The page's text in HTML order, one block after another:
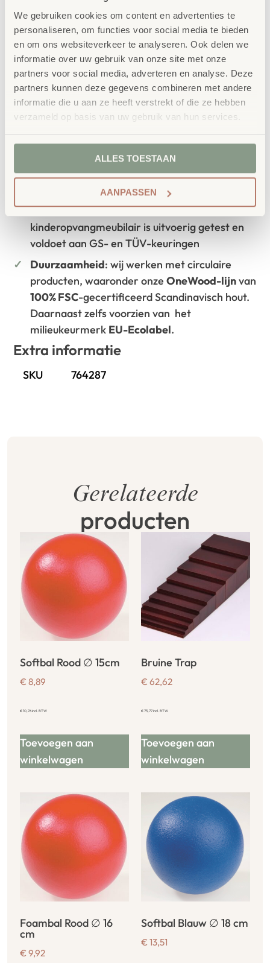
We gebruiken cookies om content en advertenties te
personaliseren, om functies voor social media te bieden
en om ons websiteverkeer te analyseren. Ook delen we
informatie over uw gebruik van onze site met onze
partners voor social media, adverteren en analyse. Deze
partners kunnen deze gegevens combineren met andere
informatie die u aan ze heeft verstrekt of die ze hebben
verzameld op basis van uw gebruik van hun services.
ALLES TOESTAAN
AANPASSEN
onderwijsmeubilair. Wij geloven dat een
leeromgeving inspireert wanneer deze
aansluit bij de behoeften van kinderen én
leerkrachten.
Waarom School Concept?
Maatwerk: ieder project start vanuit uw idee
en onze ervaring
Kwaliteit: al ons school- en
kinderopvangmeubilair is uitvoerig getest en
voldoet aan GS- en TÜV-keuringen
Duurzaamheid: wij werken met circulaire
producten, waaronder onzeOneWood-lijnvan
100% FSC-gecertificeerd Scandinavisch hout.
Daarnaast zelfs voorzien van het
milieukeurmerk EU-Ecolabel.
Extra informatie
SKU 764287
Gerelateerde
producten
Softbal Rood ∅ 15cm
€ 8,89
€10,76incl. BTW
Toevoegen aan
winkelwagen
Bruine Trap
€ 62,62
€75,77incl. BTW
Toevoegen aan
winkelwagen
Foambal Rood ∅ 16
cm
€ 9,92
Softbal Blauw ∅ 18 cm
€ 13,51